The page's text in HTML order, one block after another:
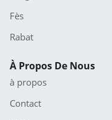
Fès
Rabat
À Propos De Nous
à propos
Contact